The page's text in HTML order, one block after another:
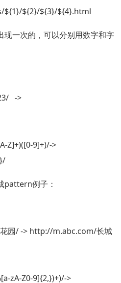
${1}/${2}/${3}/${4}.html
现一次的，可以分别用数字和字
->
Z]+)([0-9]+)/->
pattern例子：
园/ -> http://m.abc.com/长城
zA-Z0-9]{2,})+)/->